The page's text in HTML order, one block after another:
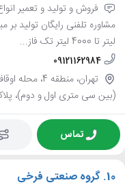
فروش و تولید و تعمیر
لیتر تا 4000 لیتر تک فاز...
09121162984
(بین سی متری اول و دوم)،
تماس
10. گروه صنعتی فرخی